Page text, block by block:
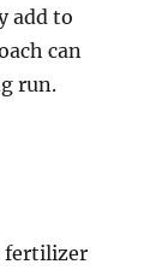
add to
can
run.
fertilizer